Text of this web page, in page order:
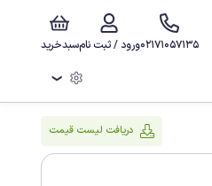
سبدخریدورود / ثبت نام02171057135
❯
دریافت لیست قیمت